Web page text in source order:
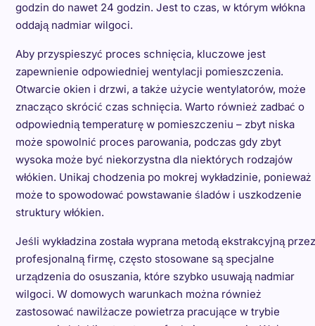
godzin do nawet 24 godzin. Jest to czas, w którym włókna
oddają nadmiar wilgoci.
Aby przyspieszyć proces schnięcia, kluczowe jest
zapewnienie odpowiedniej wentylacji pomieszczenia.
Otwarcie okien i drzwi, a także użycie wentylatorów, może
znacząco skrócić czas schnięcia. Warto również zadbać o
odpowiednią temperaturę w pomieszczeniu – zbyt niska
może spowolnić proces parowania, podczas gdy zbyt
wysoka może być niekorzystna dla niektórych rodzajów
włókien. Unikaj chodzenia po mokrej wykładzinie, ponieważ
może to spowodować powstawanie śladów i uszkodzenie
struktury włókien.
Jeśli wykładzina została wyprana metodą ekstrakcyjną przez
profesjonalną firmę, często stosowane są specjalne
urządzenia do osuszania, które szybko usuwają nadmiar
wilgoci. W domowych warunkach można również
zastosować nawilżacze powietrza pracujące w trybie